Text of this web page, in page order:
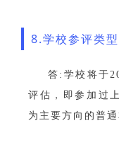
8.学校参评类
答:学校将于
评估，即参加过
为主要方向的普通